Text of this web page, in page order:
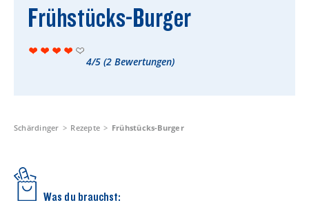
Rezepte
Schärdinger Käseakademie
Frühstücks-Burger
4/5 (2 Bewertungen)
Schärdinger Rezepte Frühstücks-Burger
Was du brauchst: